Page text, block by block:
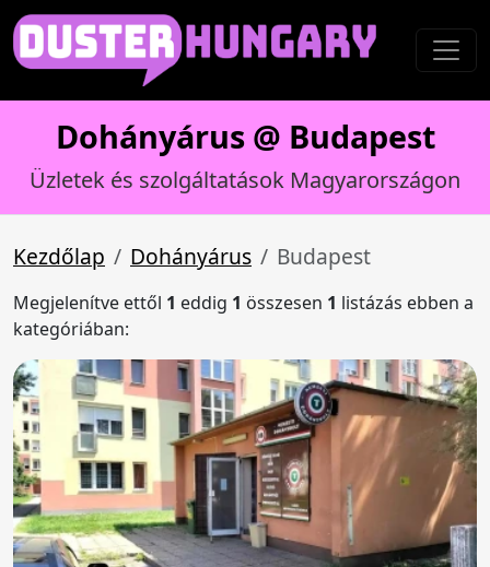
Dohányárus @ Budapest
Üzletek és szolgáltatások Magyarországon
Kezdőlap Dohányárus Budapest
Megjelenítve ettől 1 eddig 1 összesen 1 listázás ebben a
kategóriában: